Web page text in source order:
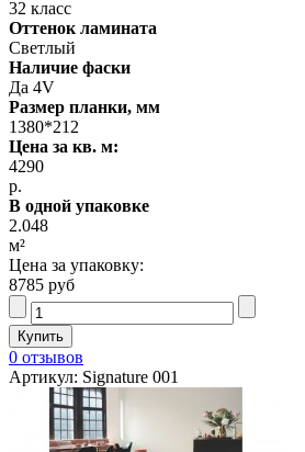
32 класс
Оттенок ламината
Светлый
Наличие фаски
Да 4V
Размер планки, мм
1380*212
Цена за кв. м:
4290
р.
В одной упаковке
2.048
м²
Цена за упаковку:
8785 руб
0 отзывов
Артикул: Signature 001